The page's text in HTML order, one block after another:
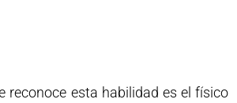
reconoce esta habilidad es el físico